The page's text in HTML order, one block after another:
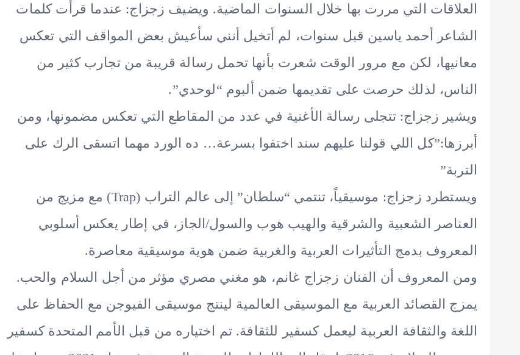
العلاقات التي مررت بها خلال السنوات الماضية. ويضيف زجزاج: عندما قرأت كلمات
الشاعر أحمد ياسين قبل سنوات، لم أتخيل أنني سأعيش بعض المواقف التي تعكس
معانيها، لكن مع مرور الوقت شعرت بأنها تحمل رسالة قريبة من تجارب كثير من
الناس، لذلك حرصت على تقديمها ضمن ألبوم “لوحدي”.
ويشير زجزاج: تتجلى رسالة الأغنية في عدد من المقاطع التي تعكس مضمونها، ومن
أبرزها:”كل اللي قولنا عليهم سند اختفوا بسرعة… ده الورد مهما اتسقى الرك على
التربة”
ويستطرد زجزاج: موسيقياً، تنتمي “سلطان” إلى عالم التراب (Trap) مع مزيج من
العناصر الشعبية والشرقية والهيب هوب والسول/الجاز، في إطار يعكس أسلوبي
المعروف بدمج التأثيرات العربية والغربية ضمن هوية موسيقية معاصرة.
ومن المعروف أن الفنان زجزاج غانم، هو مغني مصري مؤثر من أجل السلام والحب.
يمزج القصائد العربية مع الموسيقى العالمية لينتج موسيقى الفيوجن مع الحفاظ على
اللغة والثقافة العربية ليعمل كسفير للثقافة. تم اختياره من قبل الأمم المتحدة كسفير